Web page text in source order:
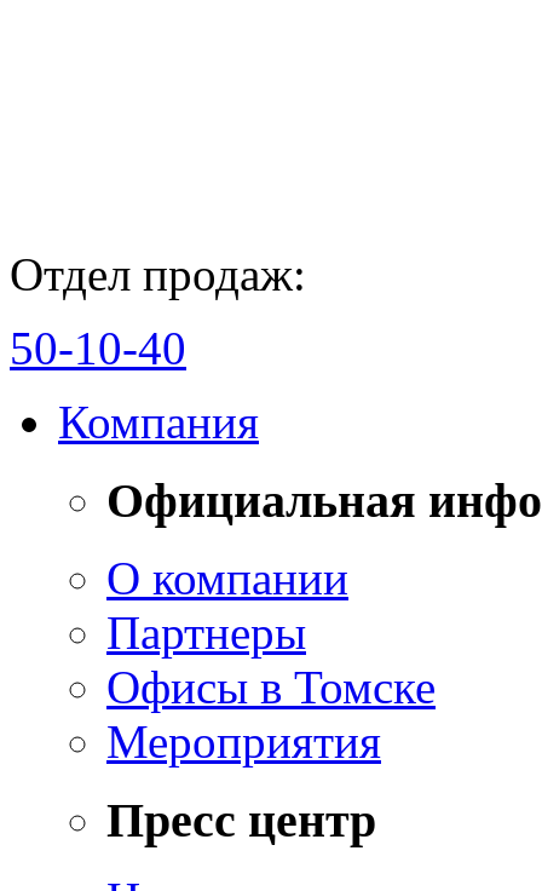
Отдел продаж:
50-10-40
Компания
Официальная
О компании
Партнеры
Офисы в Томске
Мероприятия
Пресс центр